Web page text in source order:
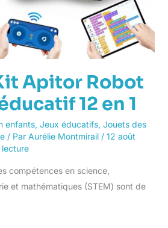
Apitor Robot
12 en 1
enfants, Jeux éducatifs, Jouets des
/ Par Aurélie Montmirail / 12 août
lecture
compétences en science,
et mathématiques (STEM) sont de